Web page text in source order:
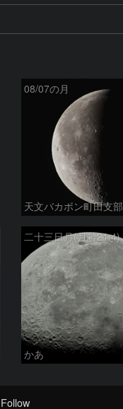
08/07の月
天文バカボン町田支部
二十三日月(月齢21.4)
かあ
Follow